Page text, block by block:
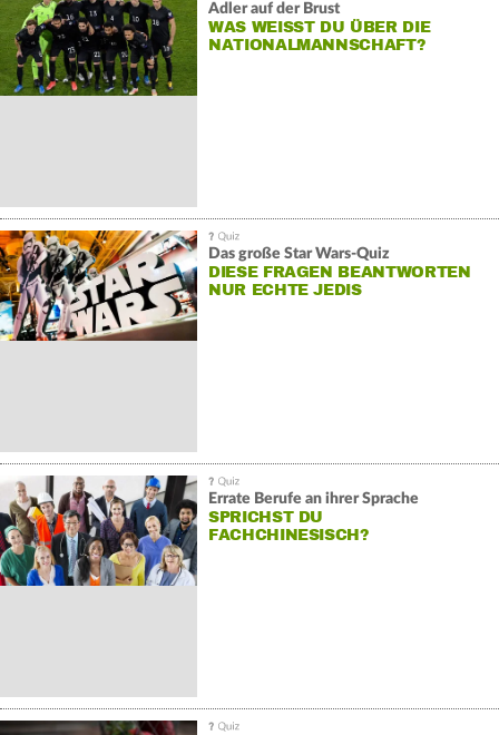
Adler auf der Brust
WAS WEISST DU ÜBER DIE N
ATIONALMANNSCHAFT?
Das große Star Wars-Quiz
DIESE FRAGEN BEANTWORTEN
NUR ECHTE JEDIS
Errate Berufe an ihrer Sprache
SPRICHST DU
FACHCHINESISCH?